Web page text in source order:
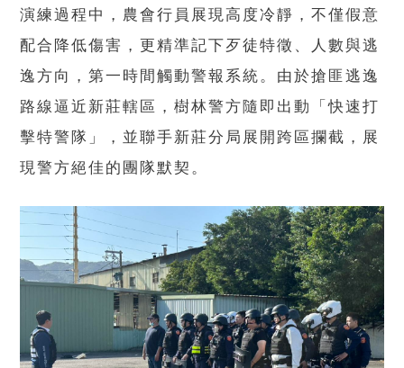
演練過程中，農會行員展現高度冷靜，不僅假意
配合降低傷害，更精準記下歹徒特徵、人數與逃
逸方向，第一時間觸動警報系統。由於搶匪逃逸
路線逼近新莊轄區，樹林警方隨即出動「快速打
擊特警隊」，並聯手新莊分局展開跨區攔截，展
現警方絕佳的團隊默契。